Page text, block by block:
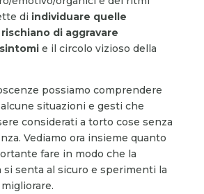
di individuare quelle
di aggravare
e il circolo vizioso della
possiamo comprendere
situazioni e gesti che
considerati a torto cose senza
Vediamo ora insieme quanto
fare in modo che la
si senta al sicuro e sperimenti la